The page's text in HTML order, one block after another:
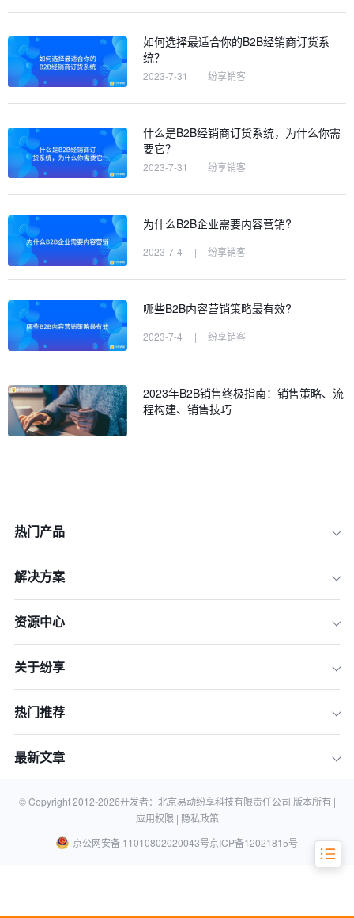
品牌助企业制定营销战略
如何选择最适合你的B2B经销商订货系
统？
2023-7-31 | 纷享销客
什么是B2B经销商订货系统，为什么你需
要它？
2023-7-31 | 纷享销客
为什么B2B企业需要内容营销?
2023-7-4 | 纷享销客
哪些B2B内容营销策略最有效?
2023-7-4 | 纷享销客
2023年B2B销售终极指南：销售策略、流
程构建、销售技巧
热门产品
解决方案
资源中心
关于纷享
热门推荐
最新文章
© Copyright 2012-2026开发者：北京易动纷享科技有限责任公司 版本所有 |
应用权限 | 隐私政策
京公网安备 11010802020043号京ICP备12021815号